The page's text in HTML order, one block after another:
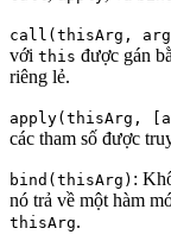
call(thisArg,
với this được gán
riêng lẻ.
apply(thisArg,
các tham số được
bind(thisArg) :
nó trả về một hàm
thisArg.